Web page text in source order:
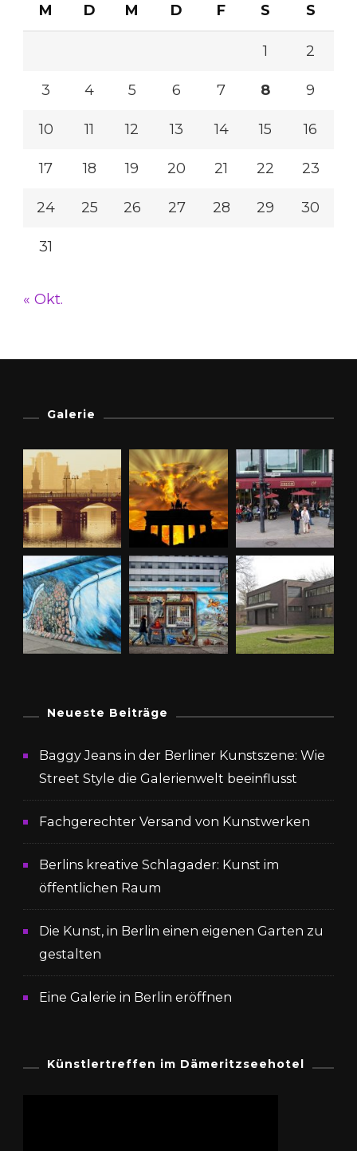
M D M D F S S
1 2
3 4 5 6 7 8 9
10 11 12 13 14 15 16
17 18 19 20 21 22 23
24 25 26 27 28 29 30
31
« Okt.
Galerie
Neueste Beiträge
Baggy Jeans in der Berliner Kunstszene: Wie
Street Style die Galerienwelt beeinflusst
Fachgerechter Versand von Kunstwerken
Berlins kreative Schlagader: Kunst im
öffentlichen Raum
Die Kunst, in Berlin einen eigenen Garten zu
gestalten
Eine Galerie in Berlin eröffnen
Künstlertreffen im Dämeritzseehotel